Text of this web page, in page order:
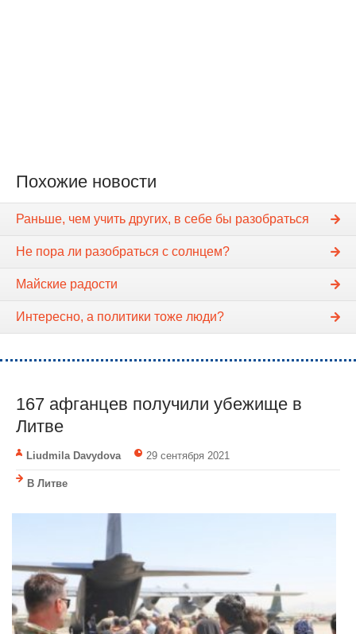
Похожие новости
Раньше, чем учить других, в себе бы разобраться
Не пора ли разобраться с солнцем?
Майские радости
Интересно, а политики тоже люди?
167 афганцев получили убежище в
Литве
Liudmila Davydova 29 сентября 2021
В Литве